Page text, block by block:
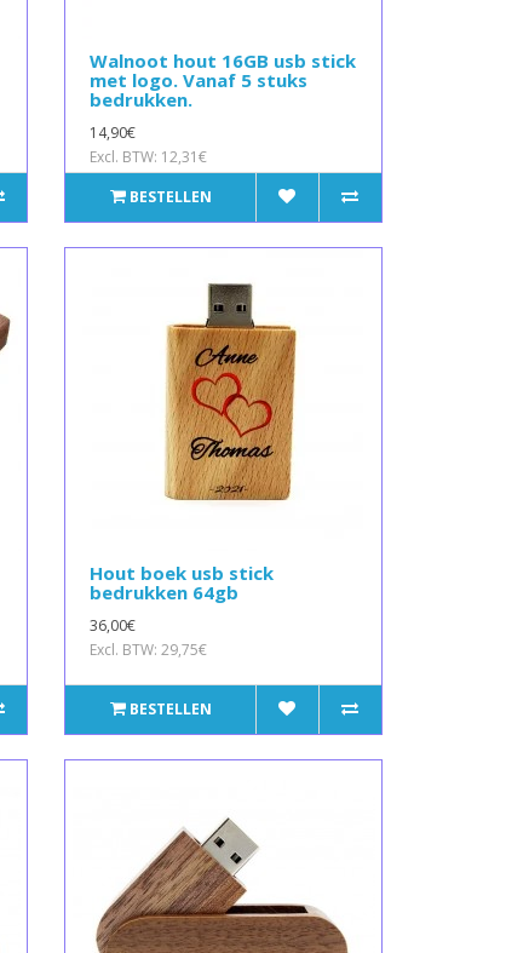
Walnoot hout 16GB usb stick
met logo. Vanaf 5 stuks
bedrukken.
14,90€
Excl. BTW: 12,31€
BESTELLEN
Hout boek usb stick
bedrukken 64gb
36,00€
Excl. BTW: 29,75€
BESTELLEN